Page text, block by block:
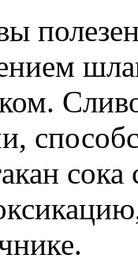
сока